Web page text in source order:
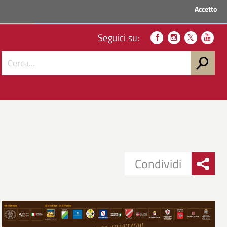
Accetto
Seguici su:
Condividi